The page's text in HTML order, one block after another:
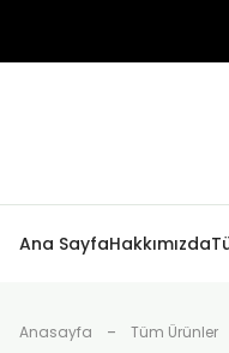
Ana SayfaHakkımızda
Anasayfa Tüm Ürünler